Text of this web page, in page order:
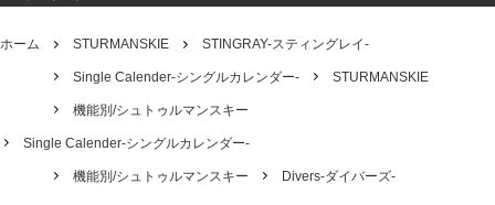
ホーム STURMANSKIE STINGRAY-スティングレイ-
Single Calender-シングルカレンダー- STURMANSKIE
機能別/シュトゥルマンスキー
Single Calender-シングルカレンダー-
機能別/シュトゥルマンスキー Divers-ダイバーズ-